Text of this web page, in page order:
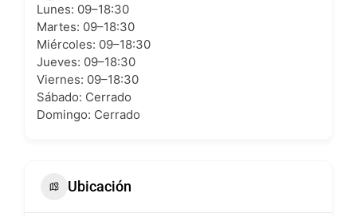
Lunes: 09–18:30
Martes: 09–18:30
Miércoles: 09–18:30
Jueves: 09–18:30
Viernes: 09–18:30
Sábado: Cerrado
Domingo: Cerrado
Ubicación